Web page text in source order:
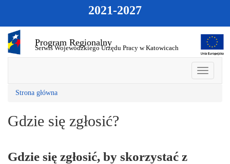
2021-2027
Program Regionalny
Serwis Wojewódzkiego Urzędu Pracy w Katowicach
Strona główna
Gdzie się zgłosić?
Gdzie się zgłosić, by skorzystać z